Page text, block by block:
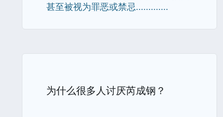
甚至被视为罪恶或禁忌.............
为什么很多人讨厌芮成钢？